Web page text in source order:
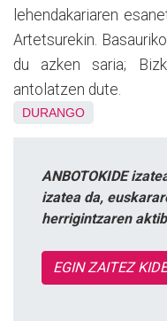
lehendakariaren
Artetsurekin.
du azken saria;
antolatzen dute.
DURANGO
ANBOTOKIDE
izatea da,
herrigintzaren
EGIN ZAITEZ